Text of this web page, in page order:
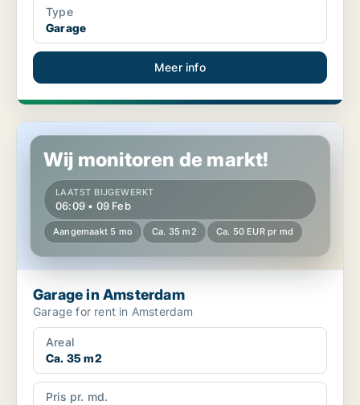
Type
Garage
Meer info
Garage in Amsterdam
Wij monitoren de markt!
LAATST BIJGEWERKT
06:09 • 09 Feb
Aangemaakt 5 mo Ca. 35 m2 Ca. 50 EUR pr md
Garage in Amsterdam
Garage for rent in Amsterdam
Areal
Ca. 35 m2
Pris pr. md.